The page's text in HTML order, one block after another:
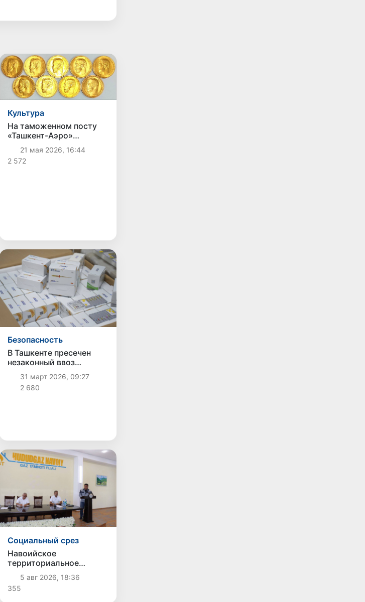
Культура
На таможенном посту
«Ташкент-Аэро»
пресечена попытка
незаконного вывоза
культурных ценностей
21 мая 2026, 16:44
2 572
Безопасность
В Ташкенте пресечен
незаконный ввоз
медицинского
оборудования на сумму
свыше 1 млрд сумов
31 март 2026, 09:27
2 680
Социальный срез
Навоийское
территориальное
подразделение
движения «Юксалиш»
провело общественные
5 авг 2026, 18:36
355